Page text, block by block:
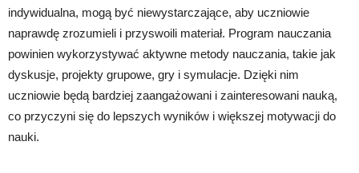
indywidualna, mogą być niewystarczające, aby uczniowie
naprawdę zrozumieli i przyswoili materiał. Program nauczania
powinien wykorzystywać aktywne metody nauczania, takie jak
dyskusje, projekty grupowe, gry i symulacje. Dzięki nim
uczniowie będą bardziej zaangażowani i zainteresowani nauką,
co przyczyni się do lepszych wyników i większej motywacji do
nauki.